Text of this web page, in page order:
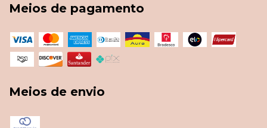
Meios de pagamento
Meios de envio